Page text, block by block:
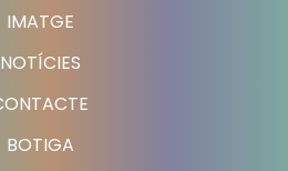
IMATGE
NOTÍCIES
BOTIGA